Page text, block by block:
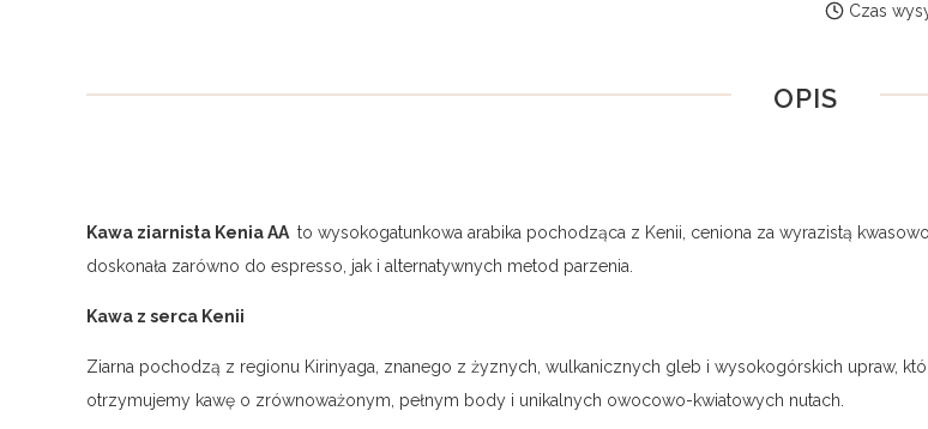
Czas
OPIS
Kawa ziarnista Kenia AA to wysokogatunkowa arabika pochodząca z Kenii, ceniona za wyrazistą
doskonała zarówno do espresso, jak i alternatywnych metod parzenia.
Kawa z serca Kenii
Ziarna pochodzą z regionu Kirinyaga, znanego z żyznych, wulkanicznych gleb i wysokogórskich upraw,
otrzymujemy kawę o zrównoważonym, pełnym body i unikalnych owocowo-kwiatowych nutach.